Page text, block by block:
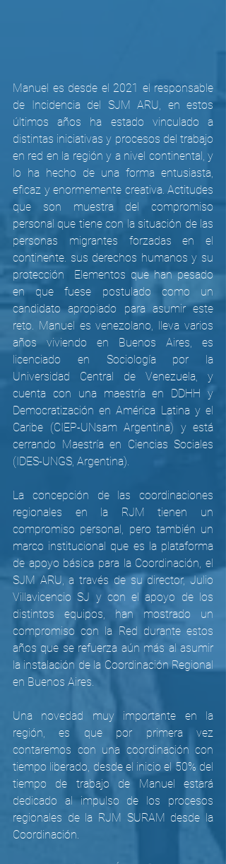
Manuel es desde el 2021 el responsable
de Incidencia del SJM ARU, en estos
últimos años ha estado vinculado a
distintas iniciativas y procesos del trabajo
en red en la región y a nivel continental, y
lo ha hecho de una forma entusiasta,
eficaz y enormemente creativa. Actitudes
que son muestra del compromiso
personal que tiene con la situación de las
personas migrantes forzadas en el
continente. sus derechos humanos y su
protección  Elementos que han pesado
en que fuese postulado como un
candidato apropiado para asumir este
reto. Manuel es venezolano, lleva varios
años viviendo en Buenos Aires, es
licenciado en Sociología por la
Universidad Central de Venezuela, y
cuenta con una maestría en DDHH y
Democratización en América Latina y el
Caribe (CIEP-UNsam Argentina) y está
cerrando Maestría en Ciencias Sociales
(IDES-UNGS, Argentina).
La concepción de las coordinaciones
regionales en la RJM tienen un
compromiso personal, pero también un
marco institucional que es la plataforma
de apoyo básica para la Coordinación, el
SJM ARU, a través de su director, Julio
Villavicencio SJ y con el apoyo de los
distintos equipos, han mostrado un
compromiso con la Red durante estos
años que se refuerza aún más al asumir
la instalación de la Coordinación Regional
en Buenos Aires.
Una novedad muy importante en la
región, es que por primera vez
contaremos con una coordinación con
tiempo liberado, desde el inicio el 50% del
tiempo de trabajo de Manuel estará
dedicado al impulso de los procesos
regionales de la RJM SURAM desde la
Coordinación.